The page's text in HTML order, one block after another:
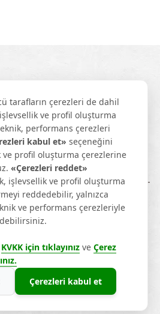
info@tatmakarna.com
Bölgesi 83103 Nolu Cadde No: 8-
Gaziantep
覺 Sakl覺d覺r. © 2026
tarafların çerezleri de dahil
ve profil oluşturma
performans çerezleri
kabul et» seçeneğini
ve profil oluşturma çerezlerine
«Çerezleri reddet»
işlevsellik ve profil oluşturma
reddedebilir, yalnızca
ve performans çerezleriyle
KVKK için tıklayınız ve Çerez
Çerezleri kabul et